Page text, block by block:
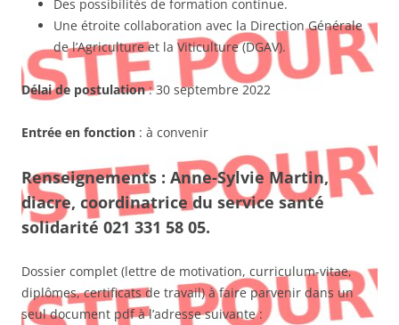
Des possibilités de formation continue.
Une étroite collaboration avec la Direction Générale
de l’Agriculture et la Viticulture (DGAV).
Délai de postulation: 30 septembre 2022
Entrée en fonction : à convenir
Renseignements : Anne-Sylvie Martin,
diacre, coordinatrice du service santé
solidarité 021 331 58 05.
Dossier complet (lettre de motivation, curriculum-vitae,
diplômes, certificats de travail) à faire parvenir dans un
seul document pdf à l’adresse suivante :